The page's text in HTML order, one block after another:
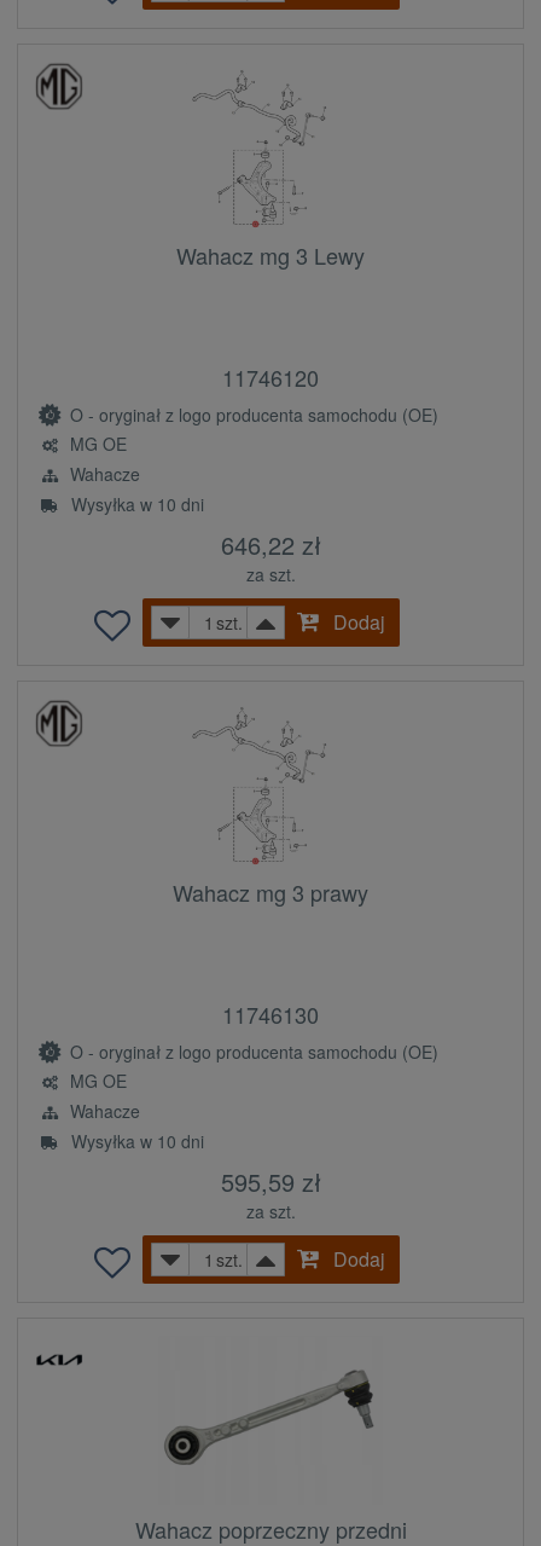
Wahacz mg 3 Lewy
11746120
O - oryginał z logo producenta samochodu (OE)
MG OE
Wahacze
Wysyłka w 10 dni
646,22 zł
za szt.
szt.
Dodaj
Wahacz mg 3 prawy
11746130
O - oryginał z logo producenta samochodu (OE)
MG OE
Wahacze
Wysyłka w 10 dni
595,59 zł
za szt.
szt.
Dodaj
Wahacz poprzeczny przedni